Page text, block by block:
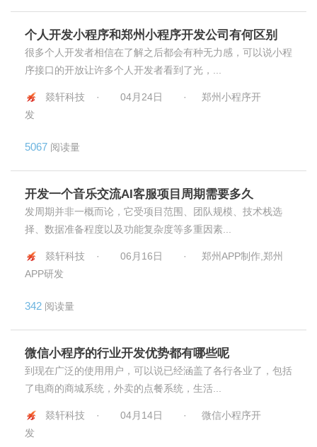
个人开发小程序和郑州小程序开发公司有何区别
很多个人开发者相信在了解之后都会有种无力感，可以说小程
序接口的开放让许多个人开发者看到了光，...
燚轩科技 · 04月24日 ·
郑州小程序开
发
5067 阅读量
开发一个音乐交流AI客服项目周期需要多久
发周期并非一概而论，它受项目范围、团队规模、技术栈选
择、数据准备程度以及功能复杂度等多重因素...
燚轩科技 · 06月16日 ·
郑州APP制作,郑州
APP研发
342 阅读量
微信小程序的行业开发优势都有哪些呢
到现在广泛的使用用户，可以说已经涵盖了各行各业了，包括
了电商的商城系统，外卖的点餐系统，生活...
燚轩科技 · 04月14日 ·
微信小程序开
发